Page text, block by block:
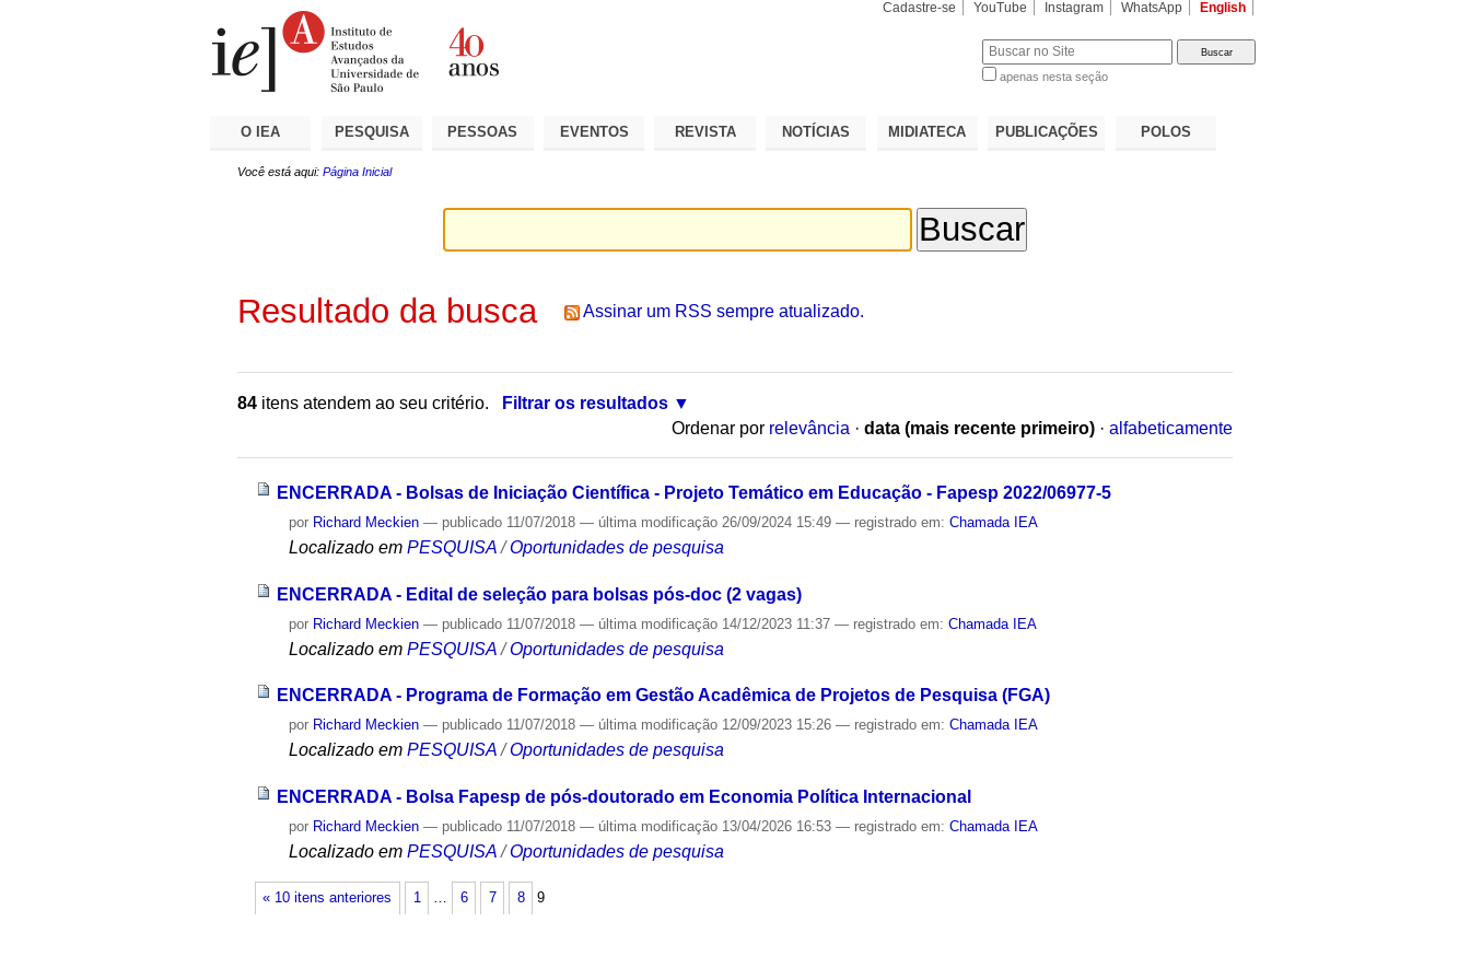
Cadastre-se YouTube Instagram WhatsApp English
apenas nesta seção
O IEA PESQUISA PESSOAS EVENTOS REVISTA NOTÍCIAS MIDIATECA PUBLICAÇÕES POLOS
Você está aqui: Página Inicial
Resultado da busca Assinar um RSS sempre atualizado.
84 itens atendem ao seu critério.
Filtrar os resultados
Ordenar por relevância · data (mais recente primeiro) · alfabeticamente
ENCERRADA - Bolsas de Iniciação Científica - Projeto Temático em Educação - Fapesp 2022/06977-5
por Richard Meckien — publicado 11/07/2018— última modificação 26/09/2024 15:49— registrado em:Chamada IEA
Localizado em PESQUISA /Oportunidades de pesquisa
ENCERRADA - Edital de seleção para bolsas pós-doc (2 vagas)
por Richard Meckien — publicado 11/07/2018— última modificação 14/12/2023 11:37— registrado em:Chamada IEA
Localizado em PESQUISA /Oportunidades de pesquisa
ENCERRADA - Programa de Formação em Gestão Acadêmica de Projetos de Pesquisa (FGA)
por Richard Meckien — publicado 11/07/2018— última modificação 12/09/2023 15:26— registrado em:Chamada IEA
Localizado em PESQUISA /Oportunidades de pesquisa
ENCERRADA - Bolsa Fapesp de pós-doutorado em Economia Política Internacional
por Richard Meckien — publicado 11/07/2018— última modificação 13/04/2026 16:53— registrado em:Chamada IEA
Localizado em PESQUISA /Oportunidades de pesquisa
« 10 itens anteriores 1 … 6 7 8 9